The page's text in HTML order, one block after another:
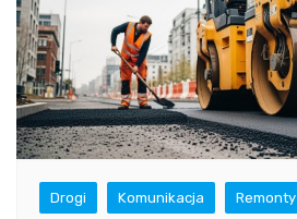
Drogi Komunikacja Remonty